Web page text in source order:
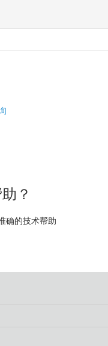
？
确的技术帮助